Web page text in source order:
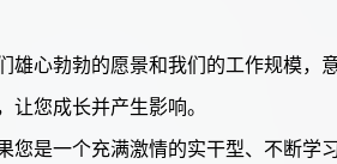
雄心勃勃的愿景和我们的工作规模，
让您成长并产生影响。
您是一个充满激情的实干型、不断学